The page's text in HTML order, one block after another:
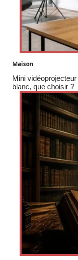
Maison
Mini
blanc, que choisir ?